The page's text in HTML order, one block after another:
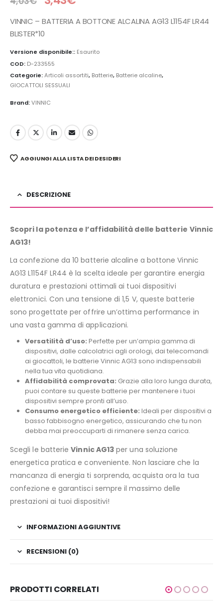
VINNIC – BATTERIA A BOTTONE ALCALINA AG13 L1154F LR44
BLISTER*10
Versione disponibile:: Esaurito
COD: D-233555
Categorie:Articoli assortiti, Batterie, Batterie alcaline,
GIOCATTOLI SESSUALI
Brand:VINNIC
AGGIUNGI ALLA LISTA DEI DESIDERI
DESCRIZIONE
Scopri la potenza e l’affidabilità delle batterie Vinnic
AG13!
La confezione da 10 batterie alcaline a bottone Vinnic
AG13 L1154F LR44 è la scelta ideale per garantire energia
duratura e prestazioni ottimali ai tuoi dispositivi
elettronici. Con una tensione di 1,5 V, queste batterie
sono progettate per offrire un’ottima performance in
una vasta gamma di applicazioni.
Versatilità d’uso: Perfette per un’ampia gamma di
dispositivi, dalle calcolatrici agli orologi, dai telecomandi
ai giocattoli, le batterie Vinnic AG13 sono indispensabili
nella tua vita quotidiana.
Affidabilità comprovata: Grazie alla loro lunga durata,
puoi contare su queste batterie per mantenere i tuoi
dispositivi sempre pronti all’uso.
Consumo energetico efficiente: Ideali per dispositivi a
basso fabbisogno energetico, assicurando che tu non
debba mai preoccuparti di rimanere senza carica.
Scegli le batterieVinnic AG13 per una soluzione
energetica pratica e conveniente. Non lasciare che la
mancanza di energia ti sorprenda, acquista ora la tua
confezione e garantisci sempre il massimo delle
prestazioni ai tuoi dispositivi!
INFORMAZIONI AGGIUNTIVE
RECENSIONI (0)
PRODOTTI CORRELATI